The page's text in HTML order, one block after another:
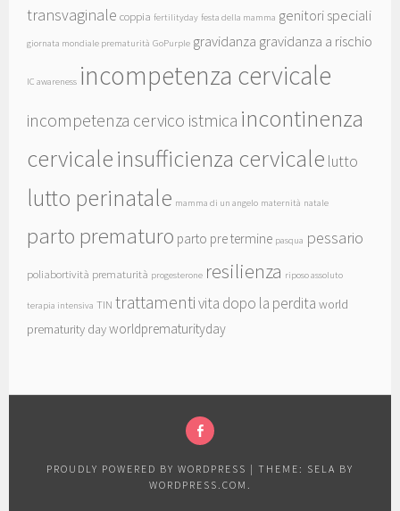
transvaginale coppia fertilityday festa della mamma genitori speciali
giornata mondiale prematurità GoPurple gravidanza gravidanza a rischio
IC awareness incompetenza cervicale
incompetenza cervico istmica incontinenza
cervicaleinsufficienza cervicale lutto
lutto perinatale mamma di un angelo maternità natale
parto prematuro parto pre termine pasqua pessario
poliabortività prematurità progesterone resilienza riposo assoluto
terapia intensiva TIN trattamentivita dopo la perdita world
prematurity dayworldprematurityday
PROUDLY POWERED BY WORDPRESS | THEME: SELA BY
WORDPRESS.COM .